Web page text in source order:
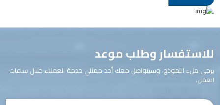
للاستفسار وطلب موعد
يرجى ملء النموذج، وسيتواصل معك أحد ممثلي خدمة العملاء خلال ساعات
العمل.